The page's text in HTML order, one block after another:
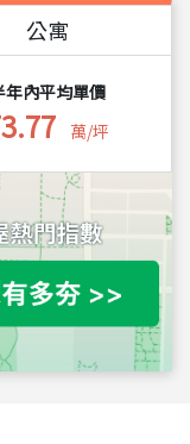
公寓
年內平均單價
萬/坪